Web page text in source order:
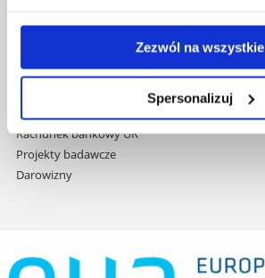
Zezwól na wszystkie
Spersonalizuj
Projekty realizowane z KPO
Domy studenta
Deklaracja dostępności cyfrowej
Rachunek bankowy UR
Projekty badawcze
Darowizny